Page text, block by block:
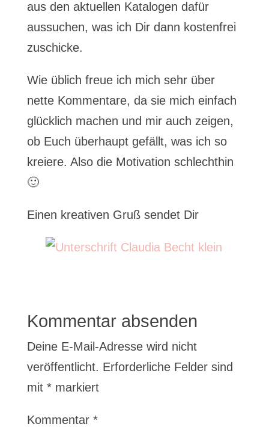
aus den aktuellen Katalogen dafür
aussuchen, was ich Dir dann kostenfrei
zuschicke.
Wie üblich freue ich mich sehr über
nette Kommentare, da sie mich einfach
glücklich machen und mir auch zeigen,
ob Euch überhaupt gefällt, was ich so
kreiere. Also die Motivation schlechthin
🙂
Einen kreativen Gruß sendet Dir
Kommentar absenden
Deine E-Mail-Adresse wird nicht
veröffentlicht. Erforderliche Felder sind
mit *markiert
Kommentar *